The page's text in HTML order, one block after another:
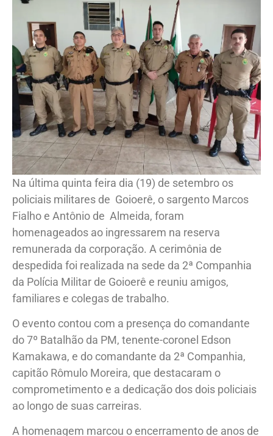
Na última quinta feira dia (19) de setembro os
policiais militares de Goioerê, o sargento Marcos
Fialho e Antônio de Almeida, foram
homenageados ao ingressarem na reserva
remunerada da corporação. A cerimônia de
despedida foi realizada na sede da 2ª Companhia
da Polícia Militar de Goioerê e reuniu amigos,
familiares e colegas de trabalho.
O evento contou com a presença do comandante
do 7º Batalhão da PM, tenente-coronel Edson
Kamakawa, e do comandante da 2ª Companhia,
capitão Rômulo Moreira, que destacaram o
comprometimento e a dedicação dos dois policiais
ao longo de suas carreiras.
A homenagem marcou o encerramento de anos de